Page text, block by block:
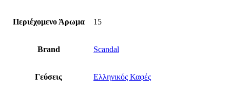
Περιέχομενο Άρωμα 15
Brand Scandal
Γεύσεις Ελληνικός Καφές